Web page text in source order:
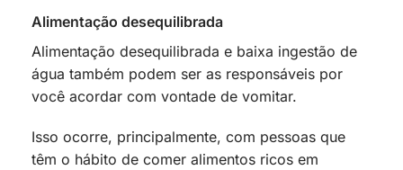
Alimentação desequilibrada
Alimentação desequilibrada e baixa ingestão de
água também podem ser as responsáveis por
você acordar com vontade de vomitar.
Isso ocorre, principalmente, com pessoas que
têm o hábito de comer alimentos ricos em